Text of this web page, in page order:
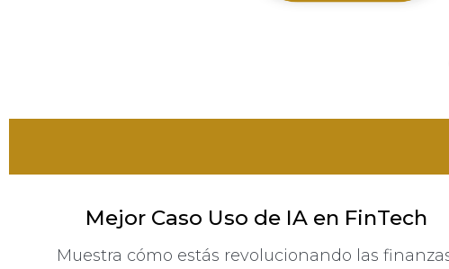
Mejor Caso Uso de IA en FinTech
Muestra cómo estás revolucionando las